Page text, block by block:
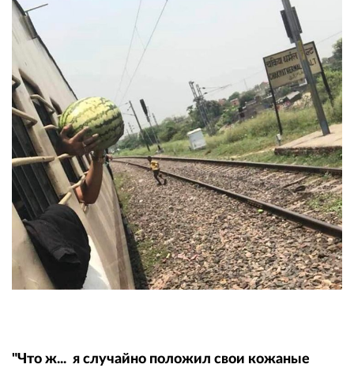
"Что ж... я случайно положил свои кожаные